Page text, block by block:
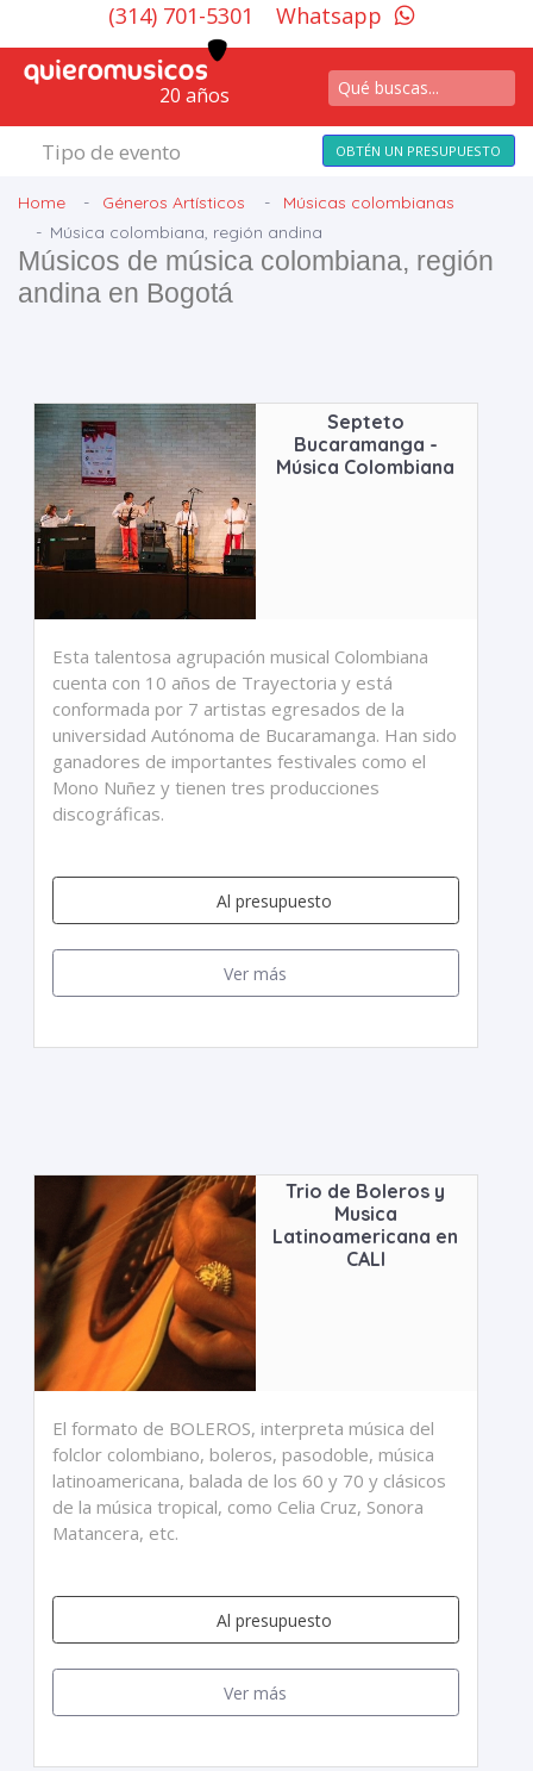
(314) 701-5301 Whatsapp
20 años
Tipo de evento OBTÉN UN PRESUPUESTO
Home Géneros Artísticos
Músicas colombianas
Música colombiana, región andina
Músicos de música colombiana, región
andina en Bogotá
Septeto
Bucaramanga -
Música Colombiana
Esta talentosa agrupación musical Colombiana
cuenta con 10 años de Trayectoria y está
conformada por 7 artistas egresados de la
universidad Autónoma de Bucaramanga. Han sido
ganadores de importantes festivales como el
Mono Nuñez y tienen tres producciones
discográficas.
Al presupuesto
Ver más
Trio de Boleros y
Musica
Latinoamericana en
CALI
El formato de BOLEROS, interpreta música del
folclor colombiano, boleros, pasodoble, música
latinoamericana, balada de los 60 y 70 y clásicos
de la música tropical, como Celia Cruz, Sonora
Matancera, etc.
Al presupuesto
Ver más